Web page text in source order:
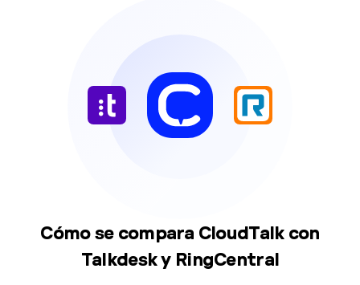
Cómo se compara CloudTalk con
Talkdesk y RingCentral